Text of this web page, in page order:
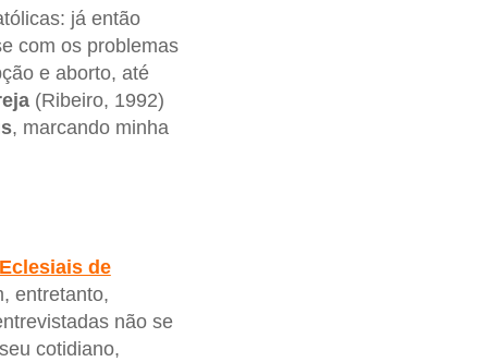
já então
com os problemas
e aborto, até
(Ribeiro, 1992)
, marcando minha
de
entretanto,
não se
cotidiano,